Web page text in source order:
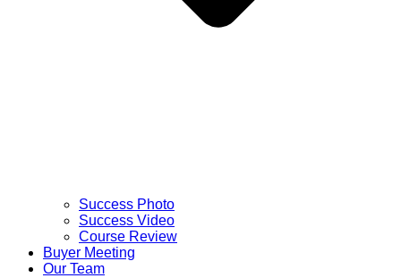
Success Photo
Success Video
Course Review
Buyer Meeting
Our Team